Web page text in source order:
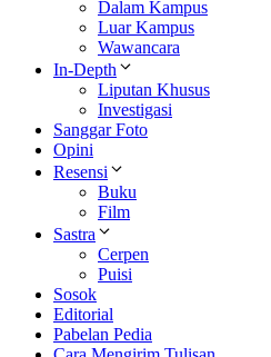
Dalam Kampus
Luar Kampus
Wawancara
In-Depth
Liputan Khusus
Investigasi
Sanggar Foto
Opini
Resensi
Buku
Film
Sastra
Cerpen
Puisi
Sosok
Editorial
Pabelan Pedia